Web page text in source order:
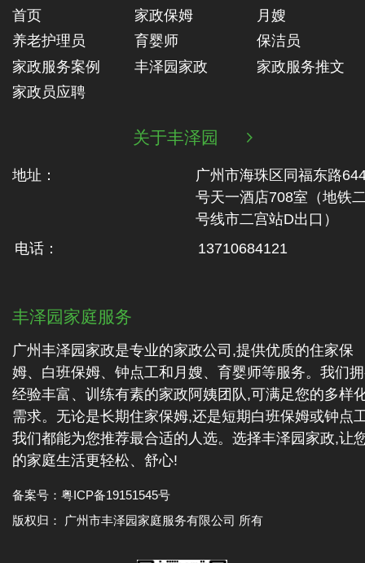
首页 家政保姆
月嫂
养老护理员
育婴师
保洁员
家政服务案例
丰泽园家政
家政服务推文
家政员应聘
关于丰泽园 
地址：
广州市海珠区同福东路
号天一酒店708室（地铁‬
号线市二‬宫站D出口）
电话：
13710684121
丰泽园家庭服务
广州丰泽园家政是专业的家政公司,提供优质的住家保
姆、白班保姆、钟点工和月嫂、育婴师等服务。我们
经验丰富、训练有素的家政阿姨团队,可满足您的多样
需求。无论是长期住家保姆,还是短期白班保姆或钟点
我们都能为您推荐最合适的人选。选择丰泽园家政,让
的家庭生活更轻松、舒心!
备案号： 粤ICP备19151545号
版权归： 广州市丰泽园家庭服务有限公司 所有